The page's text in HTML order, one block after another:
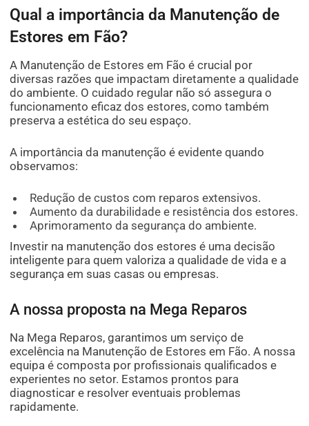
Qual a importância da Manutenção de
Estores em Fão?
A Manutenção de Estores em Fão é crucial por
diversas razões que impactam diretamente a qualidade
do ambiente. O cuidado regular não só assegura o
funcionamento eficaz dos estores, como também
preserva a estética do seu espaço.
A importância da manutenção é evidente quando
observamos:
Redução de custos com reparos extensivos.
Aumento da durabilidade e resistência dos estores.
Aprimoramento da segurança do ambiente.
Investir na manutenção dos estores é uma decisão
inteligente para quem valoriza a qualidade de vida e a
segurança em suas casas ou empresas.
A nossa proposta na Mega Reparos
Na Mega Reparos, garantimos um serviço de
excelência na Manutenção de Estores em Fão. A nossa
equipa é composta por profissionais qualificados e
experientes no setor. Estamos prontos para
diagnosticar e resolver eventuais problemas
rapidamente.